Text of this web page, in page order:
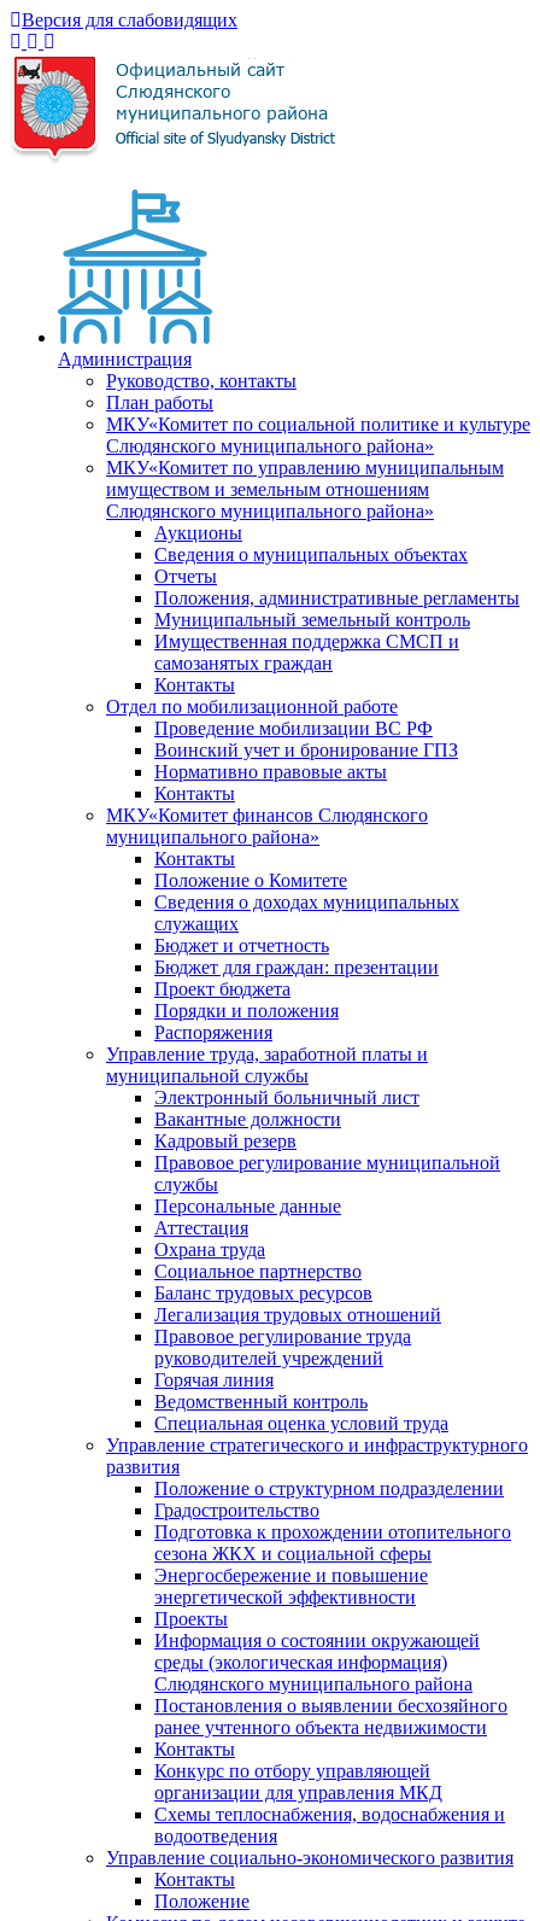
Версия для слабовидящих
Администрация
Руководство, контакты
План работы
МКУ«Комитет по социальной политике и культуре
Слюдянского муниципального района»
МКУ«Комитет по управлению муниципальным
имуществом и земельным отношениям
Слюдянского муниципального района»
Аукционы
Сведения о муниципальных объектах
Отчеты
Положения, административные регламенты
Муниципальный земельный контроль
Имущественная поддержка СМСП и
самозанятых граждан
Контакты
Отдел по мобилизационной работе
Проведение мобилизации ВС РФ
Воинский учет и бронирование ГПЗ
Нормативно правовые акты
Контакты
МКУ«Комитет финансов Слюдянского
муниципального района»
Контакты
Положение о Комитете
Сведения о доходах муниципальных
служащих
Бюджет и отчетность
Бюджет для граждан: презентации
Проект бюджета
Порядки и положения
Распоряжения
Управление труда, заработной платы и
муниципальной службы
Электронный больничный лист
Вакантные должности
Кадровый резерв
Правовое регулирование муниципальной
службы
Персональные данные
Аттестация
Охрана труда
Социальное партнерство
Баланс трудовых ресурсов
Легализация трудовых отношений
Правовое регулирование труда
руководителей учреждений
Горячая линия
Ведомственный контроль
Специальная оценка условий труда
Управление стратегического и инфраструктурного
развития
Положение о структурном подразделении
Градостроительство
Подготовка к прохождении отопительного
сезона ЖКХ и социальной сферы
Энергосбережение и повышение
энергетической эффективности
Проекты
Информация о состоянии окружающей
среды (экологическая информация)
Слюдянского муниципального района
Постановления о выявлении бесхозяйного
ранее учтенного объекта недвижимости
Контакты
Конкурс по отбору управляющей
организации для управления МКД
Схемы теплоснабжения, водоснабжения и
водоотведения
Управление социально-экономического развития
Контакты
Положение